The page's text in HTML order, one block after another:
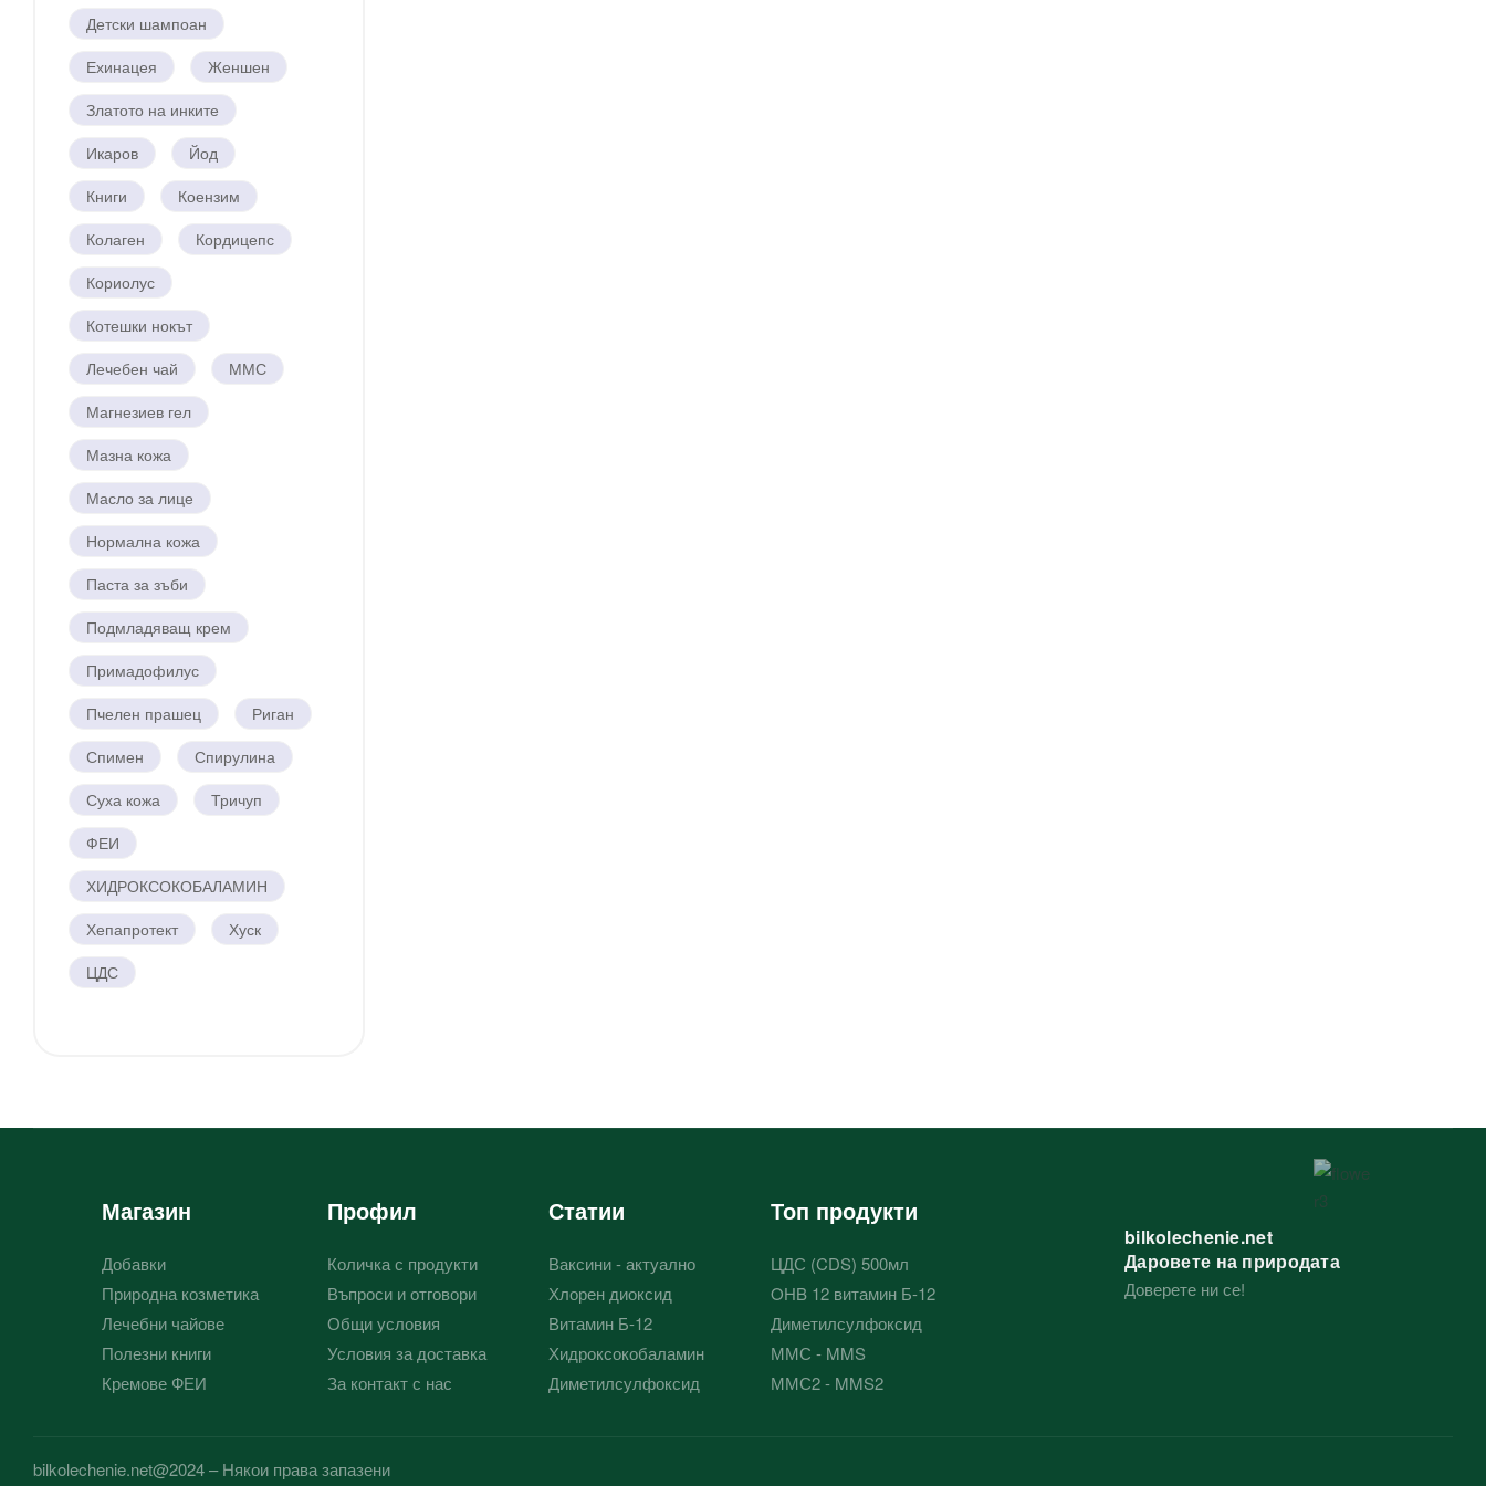
Детски шампоан
Ехинацея
Женшен
Златото на инките
Икаров
Йод
Книги
Коензим
Колаген
Кордицепс
Кориолус
Котешки нокът
Лечебен чай
ММС
Магнезиев гел
Мазна кожа
Масло за лице
Нормална кожа
Паста за зъби
Подмладяващ крем
Примадофилус
Пчелен прашец
Риган
Спимен
Спирулина
Суха кожа
Тричуп
ФЕИ
ХИДРОКСОКОБАЛАМИН
Хепапротект
Хуск
ЦДС
Магазин
Добавки
Природна козметика
Лечебни чайове
Полезни книги
Кремове ФЕИ
Профил
Количка с продукти
Въпроси и отговори
Общи условия
Условия за доставка
За контакт с нас
Статии
Ваксини - актуално
Хлорен диоксид
Витамин Б-12
Хидроксокобаламин
Диметилсулфоксид
Топ продукти
ЦДС (CDS) 500мл
OHB 12 витамин Б-12
Диметилсулфоксид
ММС - MMS
ММС2 - MMS2
bilkolechenie.net
Даровете на природата
Доверете ни се!
bilkolechenie.net@2024 – Някои права запазени